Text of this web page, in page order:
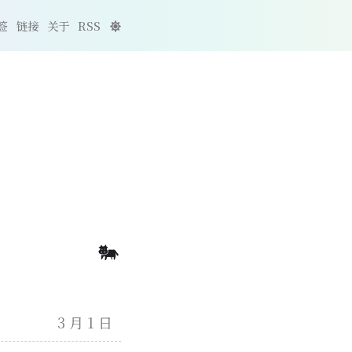
链接 关于 RSS
3 月 1 日